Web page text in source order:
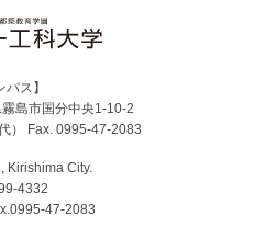
ス】
島市国分中央1-10-2
）
Fax. 0995-47-2083
Kirishima City.
4332
47-2083